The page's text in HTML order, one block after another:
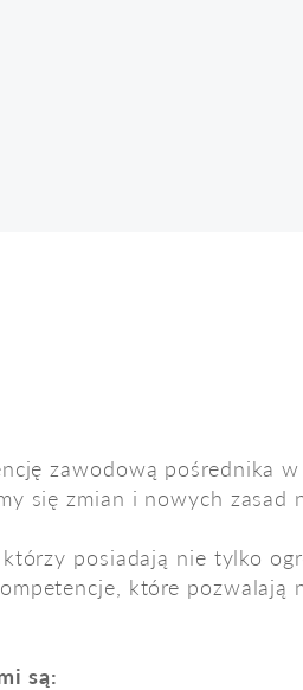
zawodową pośrednika
się zmian i nowych zasad
którzy posiadają nie tylko
które pozwalają
są: